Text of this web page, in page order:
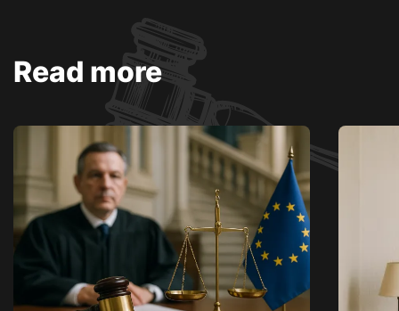
Read more